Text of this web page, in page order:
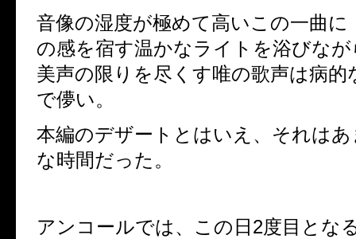
音像の湿度が極めて高いこの一曲に
の感を宿す温かなライトを浴びなが
美声の限りを尽くす唯の歌声は病的
で儚い。
本編のデザートとはいえ、それは
な時間だった。
アンコールでは、この日 2度目とな